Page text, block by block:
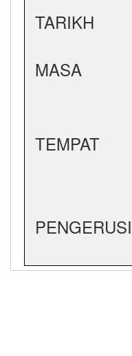
TARIKH
MASA
TEMPAT
PENGERUSI